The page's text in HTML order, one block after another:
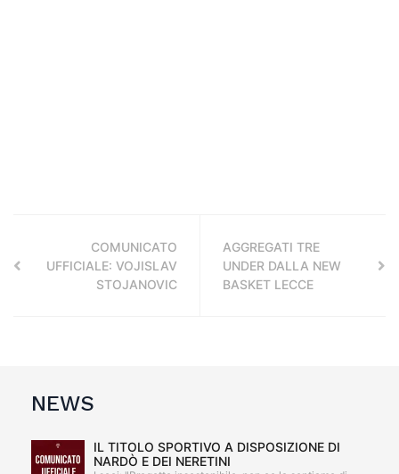
COMUNICATO
UFFICIALE: VOJISLAV
STOJANOVIC
AGGREGATI TRE
UNDER DALLA NEW
BASKET LECCE
NEWS
IL TITOLO SPORTIVO A DISPOSIZIONE DI
NARDÒ E DEI NERETINI